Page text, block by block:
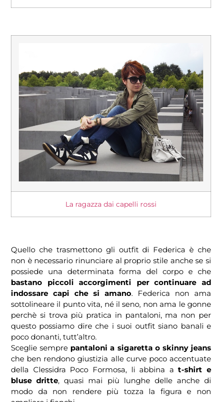
La ragazza dai capelli rossi
Quello che trasmettono gli outfit di Federica è che
non è necessario rinunciare al proprio stile anche se si
possiede una determinata forma del corpo e che
bastano piccoli accorgimenti per continuare ad
indossare capi che si amano. Federica non ama
sottolineare il punto vita, né il seno, non ama le gonne
perchè si trova più pratica in pantaloni, ma non per
questo possiamo dire che i suoi outfit siano banali e
poco donanti, tutt’altro.
Sceglie sempre pantaloni a sigaretta o skinny jeans
che ben rendono giustizia alle curve poco accentuate
della Clessidra Poco Formosa, li abbina at-shirt e
bluse dritte, quasi mai più lunghe delle anche di
modo da non rendere più tozza la figura e non